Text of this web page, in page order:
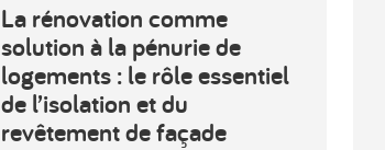
La rénovation comme
solution à la pénurie de
logements : le rôle essentiel
de l’isolation et du
revêtement de façade